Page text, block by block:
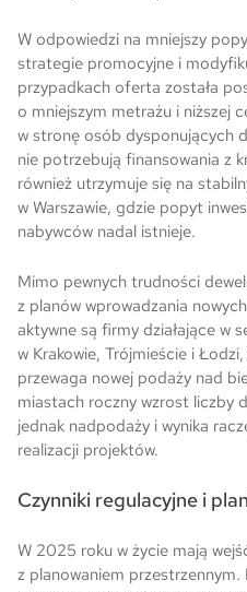
W odpowiedzi na mniejszy
strategie promocyjne i
przypadkach oferta została
o mniejszym metrażu i niższej
w stronę osób dysponujących
nie potrzebują finansowania z
również utrzymuje się na
w Warszawie, gdzie popyt
nabywców nadal istnieje.
Mimo pewnych trudności
z planów wprowadzania
aktywne są firmy działające w
w Krakowie, Trójmieście i
przewaga nowej podaży nad
miastach roczny wzrost liczby
jednak nadpodaży i wynika
realizacji projektów.
Czynniki regulacyjne i
W 2025 roku w życie mają
z planowaniem